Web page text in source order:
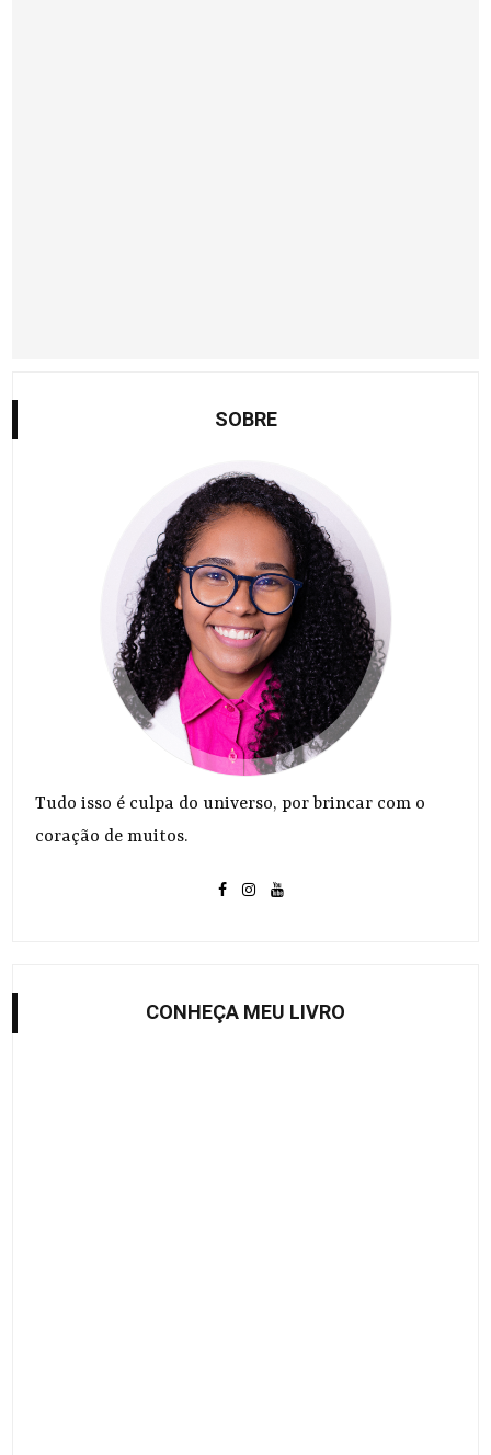
SOBRE
Tudo isso é culpa do universo, por brincar com o
coração de muitos.
CONHEÇA MEU LIVRO